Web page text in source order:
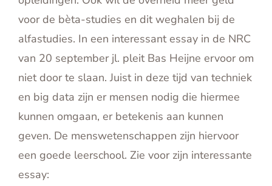
voor de bèta-studies en dit weghalen bij de
alfastudies. In een interessant essay in de NRC
van 20 september jl. pleit Bas Heijne ervoor om
niet door te slaan. Juist in deze tijd van techniek
en big data zijn er mensen nodig die hiermee
kunnen omgaan, er betekenis aan kunnen
geven. De menswetenschappen zijn hiervoor
een goede leerschool. Zie voor zijn interessante
essay: